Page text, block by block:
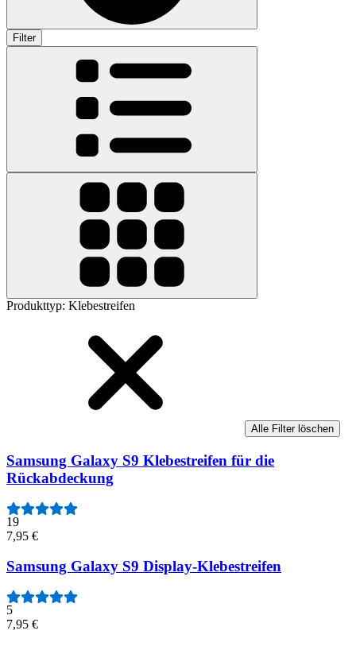
Filter
Produkttyp: Klebestreifen
Alle Filter löschen
Samsung Galaxy S9 Klebestreifen für die
Rückabdeckung
19
7,95 €
Samsung Galaxy S9 Display-Klebestreifen
5
7,95 €